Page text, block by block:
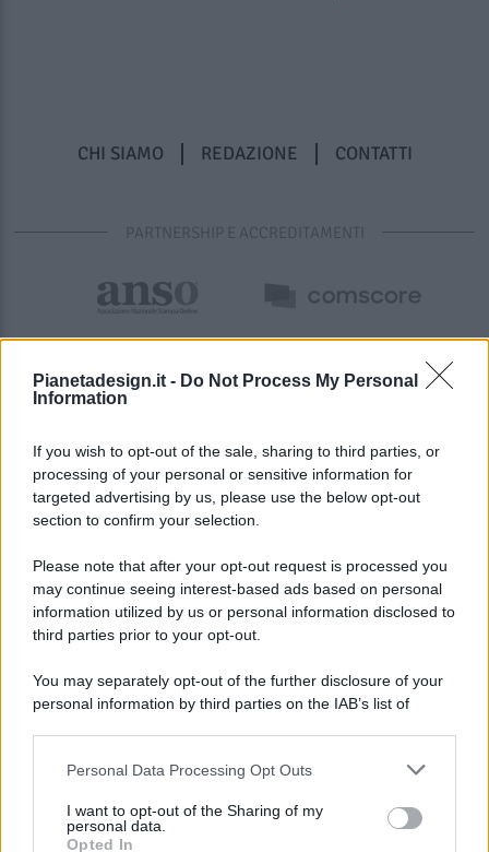
Pianetadesign.it - Do Not Process My Personal
Information
If you wish to opt-out of the sale, sharing to third parties, or
processing of your personal or sensitive information for
targeted advertising by us, please use the below opt-out
section to confirm your selection.
Please note that after your opt-out request is processed you
may continue seeing interest-based ads based on personal
information utilized by us or personal information disclosed to
third parties prior to your opt-out.
You may separately opt-out of the further disclosure of your
personal information by third parties on the IAB’s list of
This information may also be disclosed by us to third parties
disclose it to other third parties.
Personal Data Processing Opt Outs
I want to opt-out of the Sharing of my
personal data.
Opted In
CHI SIAMO REDAZIONE CONTATTI
PARTNERSHIP E ACCREDITAMENTI
© 2026 - Pianeta Design - P.IVA 04827280654 - Testata
Registrata Al Tribunale Di Nocera Inferiore N. 8/2020 - RG N.
ISCRIZIONE AL ROC N. 35792 – ISCRITTA ALL’ANSO
(ASSOCIAZIONE NAZIONALE STAMPA ONLINE)
PREFERENZE PRIVACY